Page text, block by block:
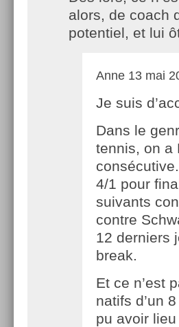
alors, de coach
potentiel, et lui
Anne 13 mai
Je suis
Dans le
tennis, on a
4/1 pour
suivants
contre
12 derniers
break.
Et ce n’est
natifs d’un
pu avoir